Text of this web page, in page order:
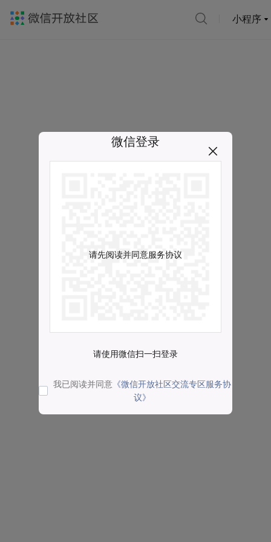
小程序
微信登录
请先阅读并同意服务协议
请使用微信扫一扫登录
我已阅读并同意 《微信开放社区交流专区服务协
议》